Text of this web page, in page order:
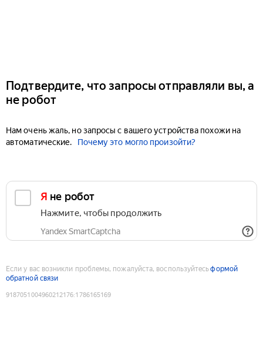
Подтвердите, что запросы отправляли вы, а
не робот
Нам очень жаль, но запросы с вашего устройства похожи на
автоматические.
Почему это могло произойти?
Я не робот
Нажмите, чтобы продолжить
Yandex SmartCaptcha
Если у вас возникли проблемы, пожалуйста, воспользуйтесьформой
обратной связи
9187051004960212176:1786165169